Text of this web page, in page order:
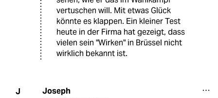
vertuschen will. Mit etwas Glück
könnte es klappen. Ein kleiner Test
heute in der Firma hat gezeigt, dass
vielen sein "Wirken" in Brüssel nicht
wirklich bekannt ist.
J Joseph